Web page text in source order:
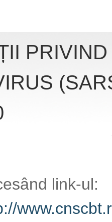
link-ul: